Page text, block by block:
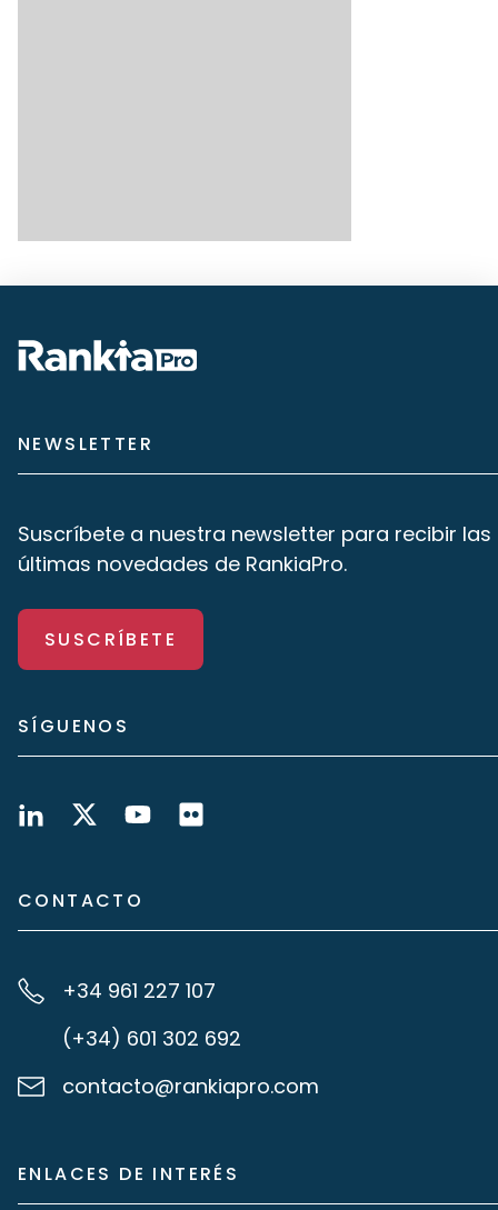
NEWSLETTER
Suscríbete a nuestra newsletter para recibir las
últimas novedades de RankiaPro.
SUSCRÍBETE
SÍGUENOS
CONTACTO
+34 961 227 107
(+34) 601 302 692
contacto@rankiapro.com
ENLACES DE INTERÉS